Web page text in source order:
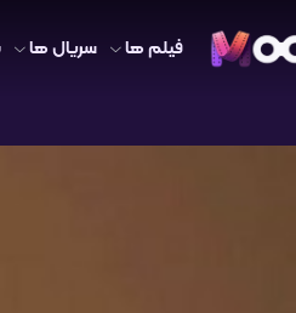
فیلم ها سریال ها